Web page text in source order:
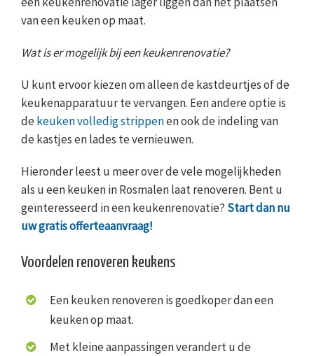
van een keuken op maat.
Wat is er mogelijk bij een keukenrenovatie?
U kunt ervoor kiezen om alleen de kastdeurtjes of de
keukenapparatuur te vervangen. Een andere optie is
dekeuken volledig strippenen ook de indeling van
de kastjes en lades te vernieuwen.
Hieronder leest u meer over de vele mogelijkheden
als u een keuken in Rosmalen laat renoveren. Bent u
geïnteresseerd in een keukenrenovatie? Start dan nu
uw gratis offerteaanvraag!
Voordelen renoveren keukens
Een keuken renoveren is goedkoper dan een
keuken op maat.
Met kleine aanpassingen verandert u de